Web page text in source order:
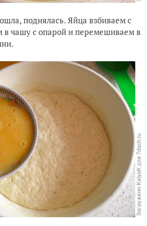
шла, поднялась.Яйца взбиваем с
в чашу с опарой и перемешиваем в